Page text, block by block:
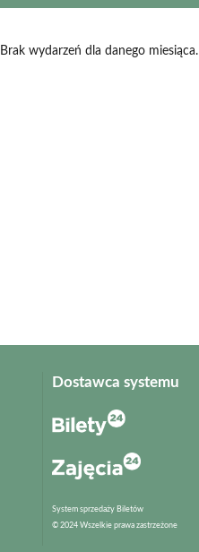
Brak wydarzeń dla danego miesiąca.
Dostawca systemu
System sprzedaży Biletów
© 2024 Wszelkie prawa zastrzeżone